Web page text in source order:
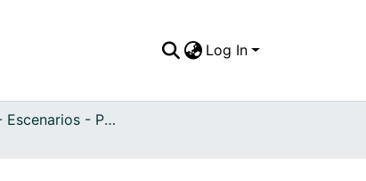
Log In
APFFVC - Escenarios - Patrimonial